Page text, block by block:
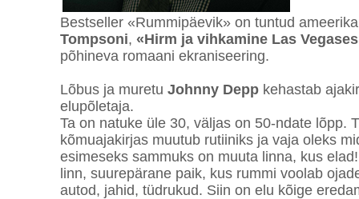
Bestseller «Rummipäevik» on tuntud
Tompsoni, «Hirm ja vihkamine Las
põhineva romaani ekraniseering.
Lõbus ja muretu Johnny Depp kehastab
elupõletaja.
Ta on natuke üle 30, väljas on 50-ndate lõpp.
kõmuajakirjas muutub rutiiniks ja vaja oleks
esimeseks sammuks on muuta linna, kus
linn, suurepärane paik, kus rummi voolab
autod, jahid, tüdrukud. Siin on elu kõige